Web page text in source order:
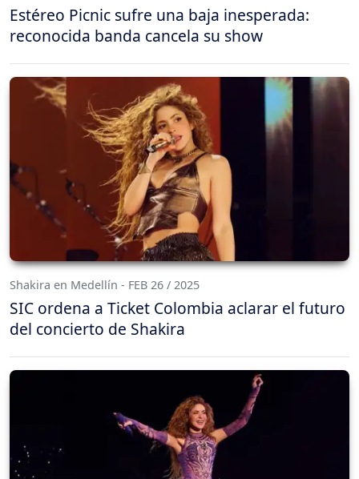
Estéreo Picnic sufre una baja inesperada:
reconocida banda cancela su show
Shakira en Medellín - FEB 26 / 2025
SIC ordena a Ticket Colombia aclarar el futuro
del concierto de Shakira